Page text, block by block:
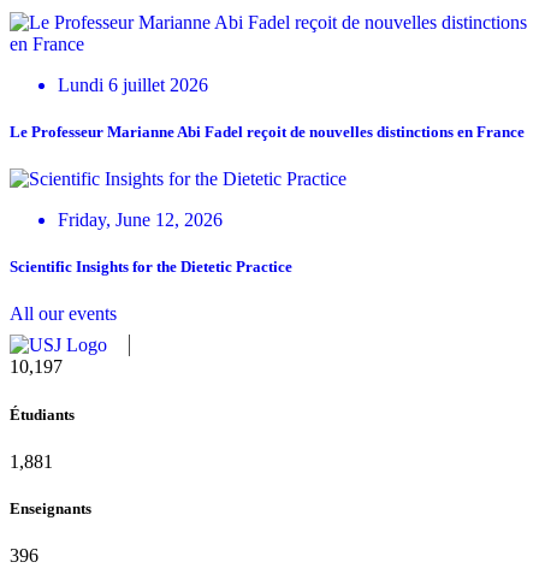
Lundi 6 juillet 2026
Le Professeur Marianne Abi Fadel reçoit de nouvelles distinctions en France
Friday, June 12, 2026
Scientific Insights for the Dietetic Practice
All our events
10,815
Étudiants
1,995
Enseignants
420